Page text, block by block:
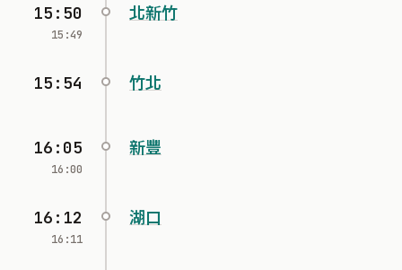
15:50
15:49
北新竹
15:54 竹北
16:05
16:00
新豐
16:12
16:11
湖口